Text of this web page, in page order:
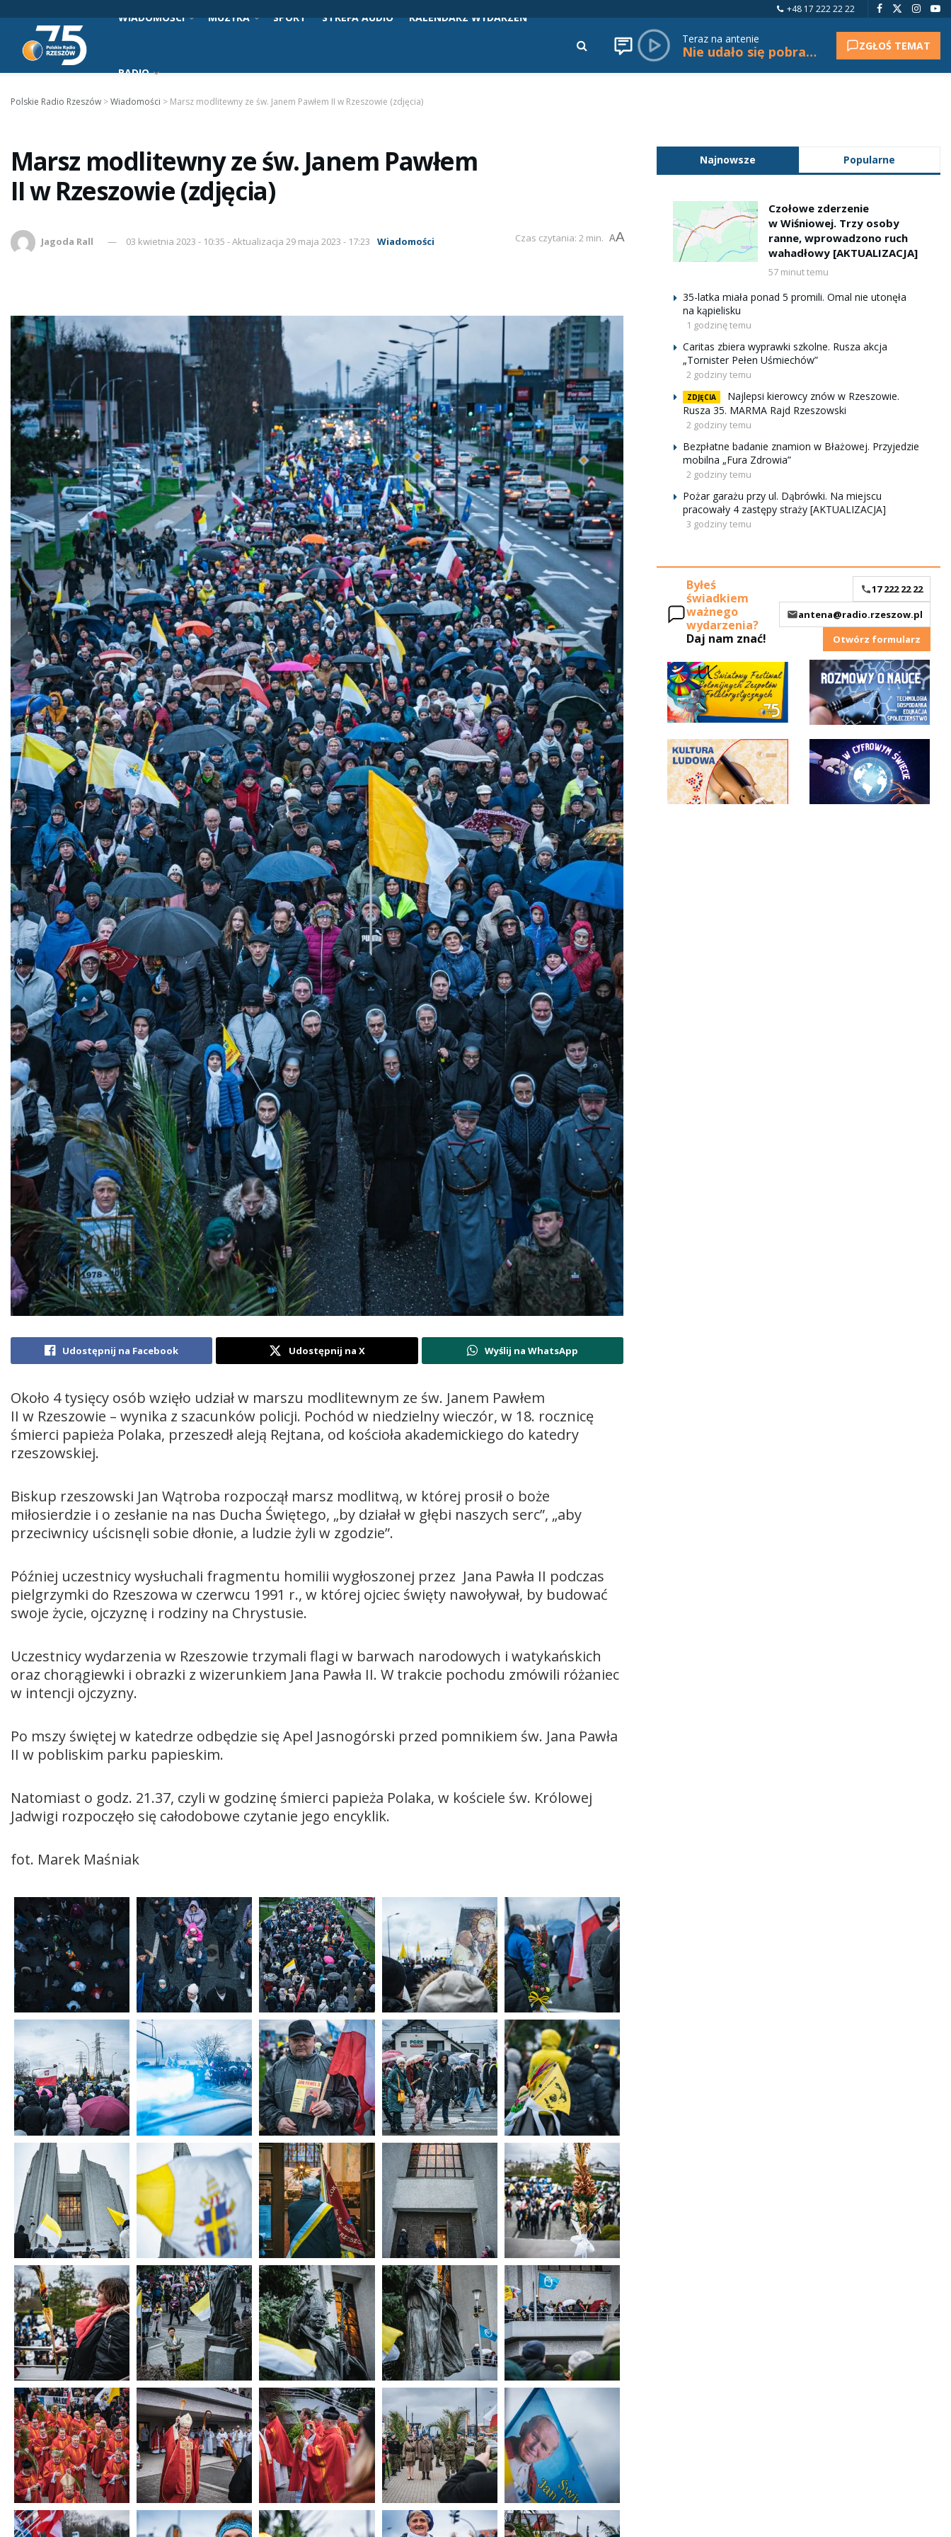
+48 17 222 22 22
WIADOMOŚCI MUZYKA SPORT STREFA AUDIO KALENDARZ WYDARZEŃ
RADIO
Teraz na antenie
Nie udało się pobrać tytułu. ZGŁOŚ TEMAT
Polskie Radio Rzeszów >Wiadomości > Marsz modlitewny ze św. Janem Pawłem II w Rzeszowie (zdjęcia)
Marsz modlitewny ze św. Janem Pawłem
II w Rzeszowie (zdjęcia)
Jagoda Rall 03 kwietnia 2023 - 10:35 - Aktualizacja 29 maja 2023 - 17:23 Wiadomości Czas czytania: 2 min. AA
Udostępnij na Facebook Udostępnij na X Wyślij na WhatsApp
Około 4 tysięcy osób wzięło udział w marszu modlitewnym ze św. Janem Pawłem
II w Rzeszowie – wynika z szacunków policji. Pochód w niedzielny wieczór, w 18. rocznicę
śmierci papieża Polaka, przeszedł aleją Rejtana, od kościoła akademickiego do katedry
rzeszowskiej.
Biskup rzeszowski Jan Wątroba rozpoczął marsz modlitwą, w której prosił o boże
miłosierdzie i o zesłanie na nas Ducha Świętego, „by działał w głębi naszych serc”, „aby
przeciwnicy uścisnęli sobie dłonie, a ludzie żyli w zgodzie”.
Później uczestnicy wysłuchali fragmentu homilii wygłoszonej przez Jana Pawła II podczas
pielgrzymki do Rzeszowa w czerwcu 1991 r., w której ojciec święty nawoływał, by budować
swoje życie, ojczyznę i rodziny na Chrystusie.
Uczestnicy wydarzenia w Rzeszowie trzymali flagi w barwach narodowych i watykańskich
oraz chorągiewki i obrazki z wizerunkiem Jana Pawła II. W trakcie pochodu zmówili różaniec
w intencji ojczyzny.
Po mszy świętej w katedrze odbędzie się Apel Jasnogórski przed pomnikiem św. Jana Pawła
II w pobliskim parku papieskim.
Natomiast o godz. 21.37, czyli w godzinę śmierci papieża Polaka, w kościele św. Królowej
Jadwigi rozpoczęło się całodobowe czytanie jego encyklik.
fot. Marek Maśniak
Najnowsze Popularne
Czołowe zderzenie
w Wiśniowej. Trzy osoby
ranne, wprowadzono ruch
wahadłowy [AKTUALIZACJA]
57 minut temu
35-latka miała ponad 5 promili. Omal nie utonęła
na kąpielisku
1 godzinę temu
Caritas zbiera wyprawki szkolne. Rusza akcja
„Tornister Pełen Uśmiechów”
2 godziny temu
ZDJĘCIA
Najlepsi kierowcy znów w Rzeszowie.
Rusza 35. MARMA Rajd Rzeszowski
2 godziny temu
Bezpłatne badanie znamion w Błażowej. Przyjedzie
mobilna „Fura Zdrowia”
2 godziny temu
Pożar garażu przy ul. Dąbrówki. Na miejscu
pracowały 4 zastępy straży [AKTUALIZACJA]
3 godziny temu
Byłeś
świadkiem
ważnego
wydarzenia?
Daj nam znać!
17 222 22 22
antena@radio.rzeszow.pl
Otwórz formularz